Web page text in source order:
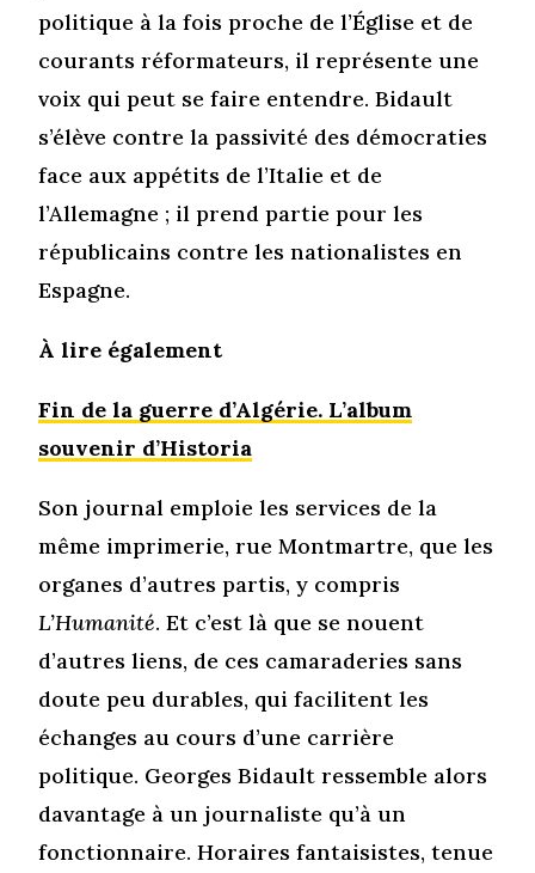
politique à la fois proche de l’Église et de
courants réformateurs, il représente une
voix qui peut se faire entendre. Bidault
s’élève contre la passivité des démocraties
face aux appétits de l’Italie et de
l’Allemagne ; il prend partie pour les
républicains contre les nationalistes en
Espagne.
À lire également
Fin de la guerre d’Algérie. L’album
souvenir d’Historia
Son journal emploie les services de la
même imprimerie, rue Montmartre, que les
organes d’autres partis, y compris
L’Humanité. Et c’est là que se nouent
d’autres liens, de ces camaraderies sans
doute peu durables, qui facilitent les
échanges au cours d’une carrière
politique. Georges Bidault ressemble alors
davantage à un journaliste qu’à un
fonctionnaire. Horaires fantaisistes, tenue